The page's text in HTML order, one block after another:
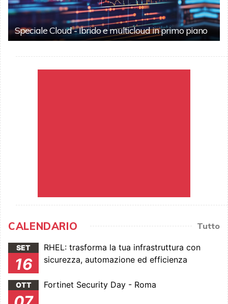
Speciale Cloud - Ibrido e multicloud in primo piano
CALENDARIO Tutto
SET
16
RHEL: trasforma la tua infrastruttura con
sicurezza, automazione ed efficienza
OTT Fortinet Security Day - Roma